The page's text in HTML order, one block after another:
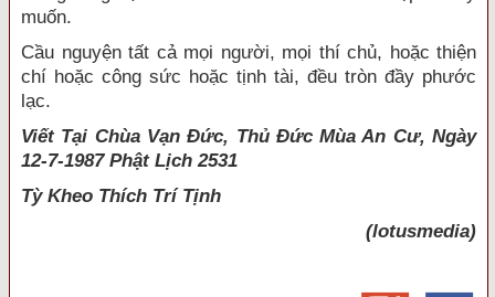
muốn.
Cầu nguyện tất cả mọi người, mọi thí chủ, hoặc thiện
chí hoặc công sức hoặc tịnh tài, đều tròn đầy phước
lạc.
Viết Tại Chùa Vạn Đức, Thủ Đức Mùa An Cư, Ngày
12-7-1987 Phật Lịch 2531
Tỳ Kheo Thích Trí Tịnh
(lotusmedia)